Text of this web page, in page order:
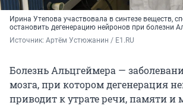
Ирина Утепова участвовала в синтезе веществ,
остановить дегенерацию нейронов при болезни
Источник: Артём Устюжанин / E1.RU
Болезнь Альцгеймера —
мозга, при котором дегенерация
приводит к утрате речи, памяти